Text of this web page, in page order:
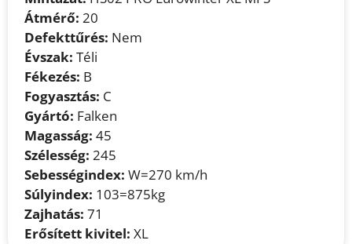
Átmérő: 20
Defekttűrés: Nem
Évszak: Téli
Fékezés: B
Fogyasztás: C
Gyártó: Falken
Magasság: 45
Szélesség: 245
Sebességindex: W=270 km/h
Súlyindex: 103=875kg
Zajhatás: 71
Erősített kivitel: XL